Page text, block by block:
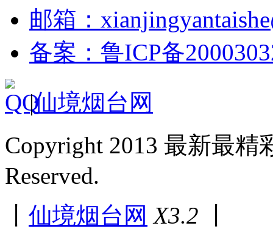
邮箱：
备案：鲁ICP备
|仙境烟台网
Copyright 2013 最新最
Reserved.
仙境烟台网 X3.2